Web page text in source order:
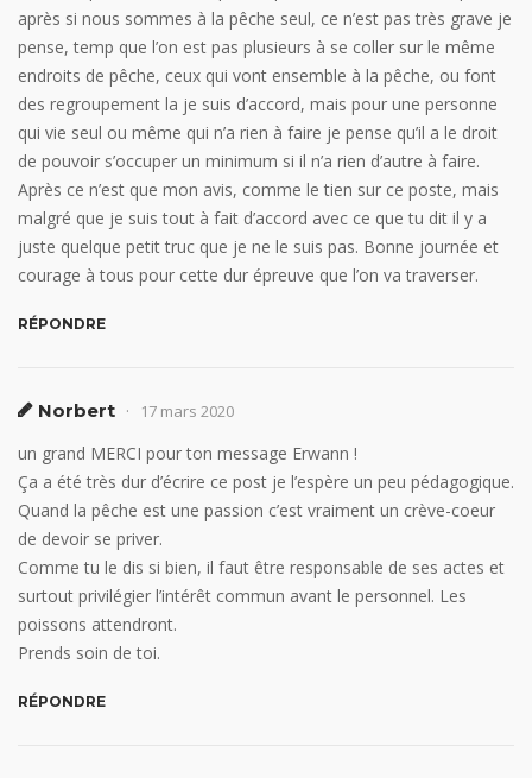
après si nous sommes à la pêche seul, ce n’est pas très grave je
pense, temp que l’on est pas plusieurs à se coller sur le même
endroits de pêche, ceux qui vont ensemble à la pêche, ou font
des regroupement la je suis d’accord, mais pour une personne
qui vie seul ou même qui n’a rien à faire je pense qu’il a le droit
de pouvoir s’occuper un minimum si il n’a rien d’autre à faire.
Après ce n’est que mon avis, comme le tien sur ce poste, mais
malgré que je suis tout à fait d’accord avec ce que tu dit il y a
juste quelque petit truc que je ne le suis pas. Bonne journée et
courage à tous pour cette dur épreuve que l’on va traverser.
RÉPONDRE
Norbert 17 mars 2020
un grand MERCI pour ton message Erwann !
Ça a été très dur d’écrire ce post je l’espère un peu pédagogique.
Quand la pêche est une passion c’est vraiment un crève-coeur
de devoir se priver.
Comme tu le dis si bien, il faut être responsable de ses actes et
surtout privilégier l’intérêt commun avant le personnel. Les
poissons attendront.
Prends soin de toi.
RÉPONDRE